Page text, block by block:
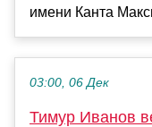
имени Канта
03:00, 06 Дек
Тимур Иванов